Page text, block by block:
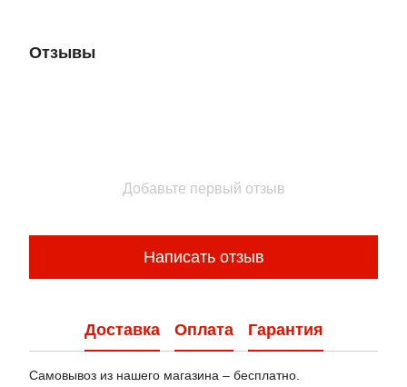
Отзывы
Добавьте первый отзыв
Написать отзыв
Доставка Оплата Гарантия
Самовывоз из нашего магазина – бесплатно.